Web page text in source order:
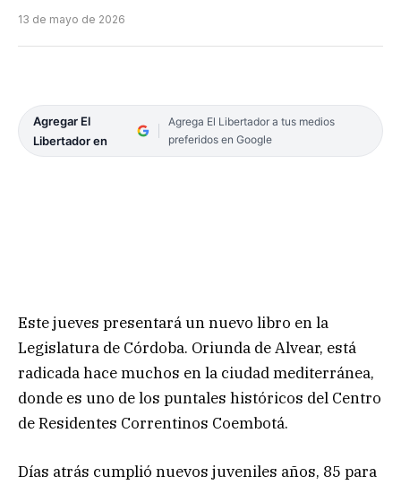
13 de mayo de 2026
Agregar El
Libertador en
Agrega El Libertador a tus medios
preferidos en Google
Este jueves presentará un nuevo libro en la
Legislatura de Córdoba. Oriunda de Alvear, está
radicada hace muchos en la ciudad mediterránea,
donde es uno de los puntales históricos del Centro
de Residentes Correntinos Coembotá.
Días atrás cumplió nuevos juveniles años, 85 para